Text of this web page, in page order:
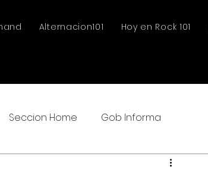
Alternacion101 Hoy en Rock 101
Seccion Home Gob Informa